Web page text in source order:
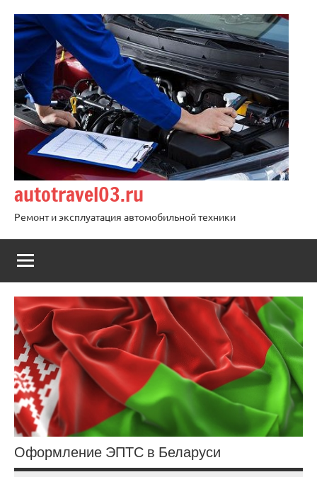
содержимому
autotravel03.ru
Ремонт и эксплуатация автомобильной техники
Оформление ЭПТС в Беларуси